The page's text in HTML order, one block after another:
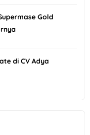
Gold
di CV Adya